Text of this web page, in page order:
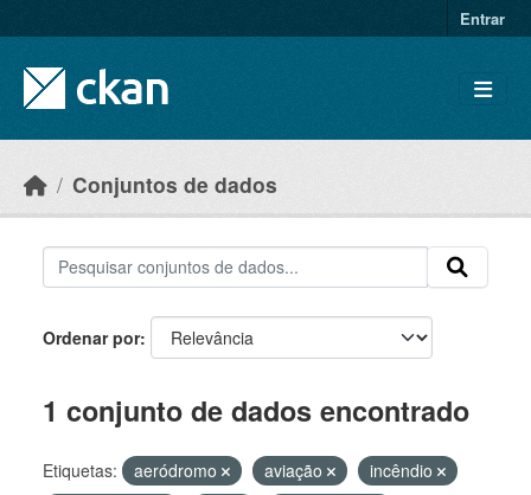
Entrar
Conjuntos de dados
Ordenar por
1 conjunto de dados encontrado
Etiquetas: aeródromo aviação
incêndio